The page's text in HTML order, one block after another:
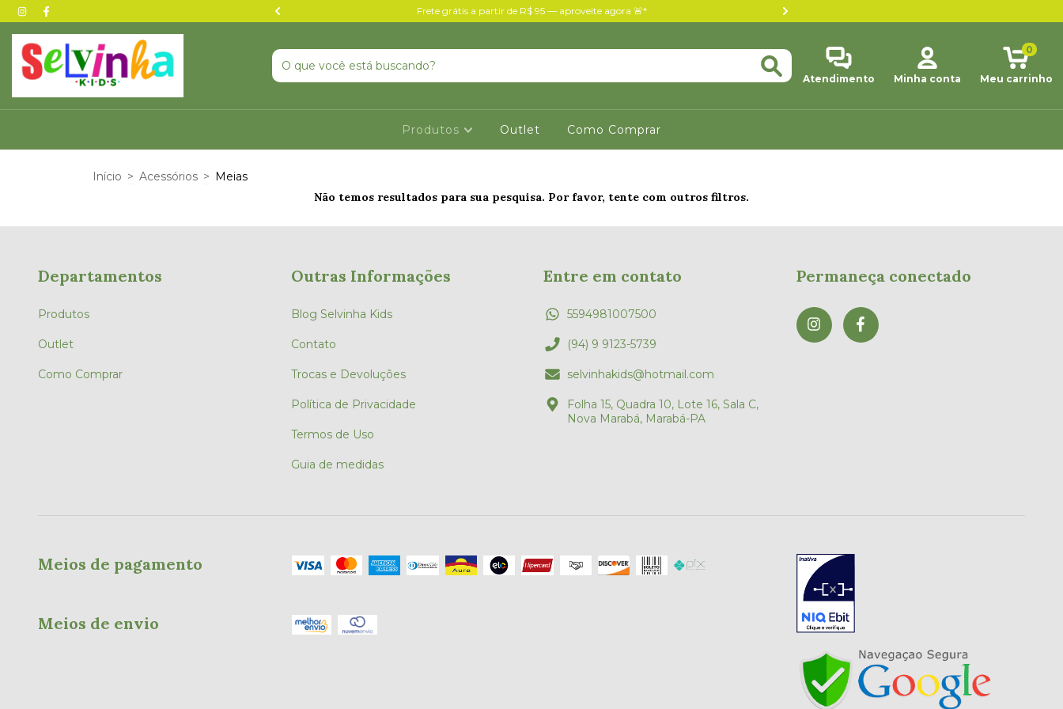
agora — pode acabar ⏰ Frete grátis a partir de R$ 95 — aproveite agora 🚨*
Atendimento Minha conta Meu carrinho
0
Produtos Outlet Como Comprar
Início > Acessórios > Meias
Não temos resultados para sua pesquisa. Por favor, tente com outros filtros.
Departamentos
Produtos
Outlet
Como Comprar
Outras Informações
Blog Selvinha Kids
Contato
Trocas e Devoluções
Política de Privacidade
Termos de Uso
Guia de medidas
Entre em contato
5594981007500
(94) 9 9123-5739
selvinhakids@hotmail.com
Folha 15, Quadra 10, Lote 16, Sala C,
Nova Marabá, Marabá-PA
Permaneça conectado
Meios de pagamento
Meios de envio